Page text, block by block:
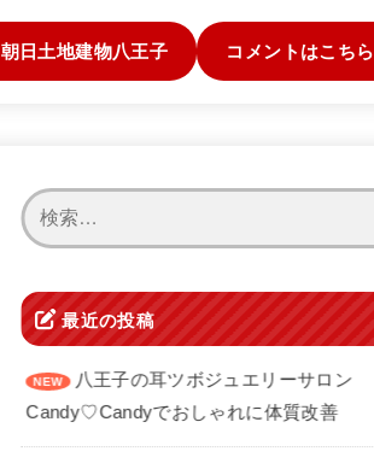
朝日土地建物八王子 コメントはこちら
最近の投稿
八王子の耳ツボジュエリーサロン
Candy♡Candyでおしゃれに体質改善